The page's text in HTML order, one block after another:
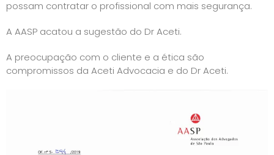
possam contratar o profissional com mais segurança.
A AASP acatou a sugestão do Dr Aceti.
A preocupação com o cliente e a ética são
compromissos da Aceti Advocacia e do Dr Aceti.